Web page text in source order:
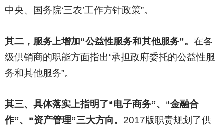
中央、国务院‘三农’工作方针政策”。
其二，服务上增加“公益性服务和其他服务”。 在各
级供销商的职能方面指出“承担政府委托的公益性服
务和其他服务”。
其三、具体落实上指明了“电子商务”、“金融合
作”、“资产管理”三大方向。 2017版职责规划了供